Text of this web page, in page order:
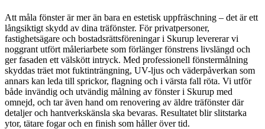
Att måla fönster är mer än bara en estetisk uppfräschning – det är ett
långsiktigt skydd av dina träfönster. För privatpersoner,
fastighetsägare och bostadsrättsföreningar i Skurup levererar vi
noggrant utfört måleriarbete som förlänger fönstrens livslängd och
ger fasaden ett välskött intryck. Med professionell fönstermålning
skyddas träet mot fuktinträngning, UV-ljus och väderpåverkan som
annars kan leda till sprickor, flagning och i värsta fall röta. Vi utför
både invändig och utvändig målning av fönster i Skurup med
omnejd, och tar även hand om renovering av äldre träfönster där
detaljer och hantverkskänsla ska bevaras. Resultatet blir slitstarka
ytor, tätare fogar och en finish som håller över tid.